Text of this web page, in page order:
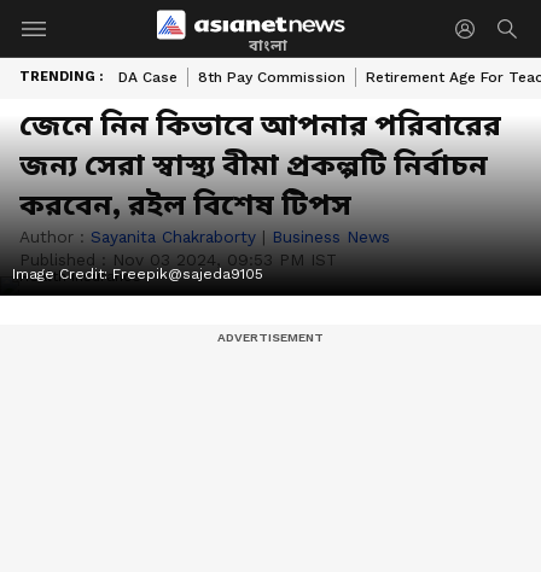
বাংলা
TRENDING : DA Case 8th Pay Commission Retirement Age For
জেনে নিন কিভাবে আপনার পরিবারের
জন্য সেরা স্বাস্থ্য বীমা প্রকল্পটি নির্বাচন
করবেন, রইল বিশেষ টিপস
Author : Sayanita Chakraborty | Business News
Published : Nov 03 2024, 09:53 PM IST
Image Credit:Freepik@sajeda9105